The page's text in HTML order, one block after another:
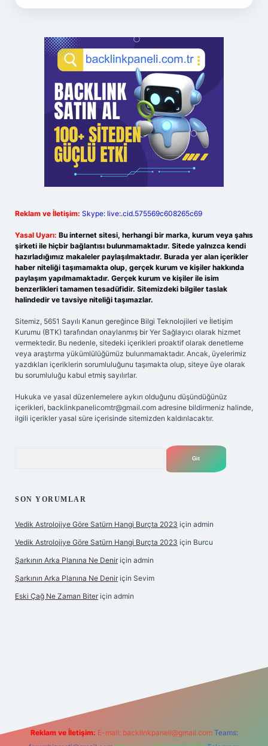
Reklam ve İletişim: Skype: live:.cid.575569c608265c69
Yasal Uyarı: Bu internet sitesi, herhangi bir marka, kurum veya şahıs
şirketi ile hiçbir bağlantısı bulunmamaktadır. Sitede yalnızca kendi
hazırladığımız makaleler paylaşılmaktadır. Burada yer alan içerikler
haber niteliği taşımamakta olup, gerçek kurum ve kişiler hakkında
paylaşım yapılmamaktadır. Gerçek kurum ve kişiler ile isim
benzerlikleri tamamen tesadüfidir. Sitemizdeki bilgiler taslak
halindedir ve tavsiye niteliği taşımazlar.
Sitemiz, 5651 Sayılı Kanun gereğince Bilgi Teknolojileri ve İletişim
Kurumu (BTK) tarafından onaylanmış bir Yer Sağlayıcı olarak hizmet
vermektedir. Bu nedenle, sitedeki içerikleri proaktif olarak denetleme
veya araştırma yükümlülüğümüz bulunmamaktadır. Ancak, üyelerimiz
yazdıkları içeriklerin sorumluluğunu taşımakta olup, siteye üye olarak
bu sorumluluğu kabul etmiş sayılırlar.
Hukuka ve yasal düzenlemelere aykırı olduğunu düşündüğünüz
içerikleri, backlinkpanelicomtr@gmail.com adresine bildirmeniz halinde,
ilgili içerikler yasal süre içerisinde sitemizden kaldırılacaktır.
SON YORUMLAR
Vedik Astrolojiye Göre Satürn Hangi Burçta 2023 için admin
Vedik Astrolojiye Göre Satürn Hangi Burçta 2023 için Burcu
Şarkının Arka Planına Ne Denir için admin
Şarkının Arka Planına Ne Denir için Sevim
Eski Çağ Ne Zaman Biter için admin
Reklam ve İletişim: E-mail: backlinkpaneli@gmail.com Teams: